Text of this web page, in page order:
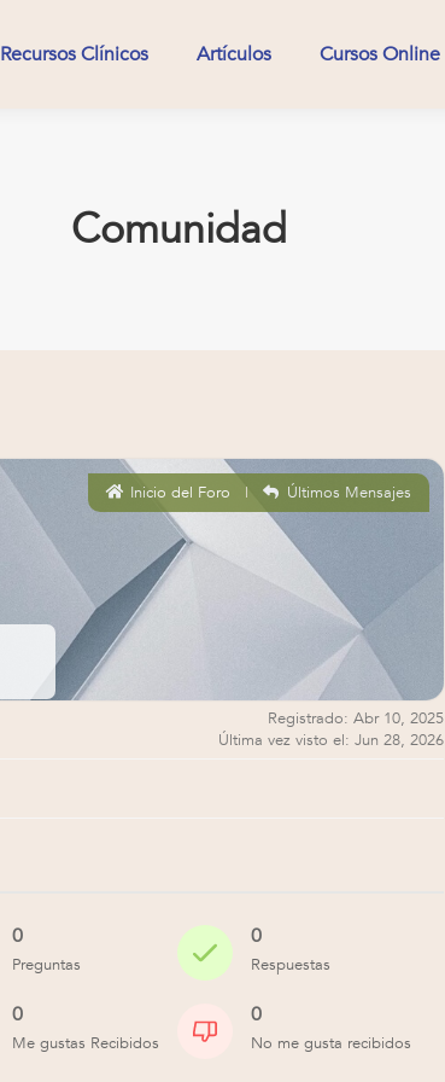
Recursos Clínicos Artículos Cursos Online
Comunidad
Inicio del Foro | Últimos Mensajes
Registrado: Abr 10, 2025
Última vez visto el: Jun 28, 2026
0
Preguntas
0
Respuestas
0
Me gustas Recibidos
0
No me gusta recibidos
Recursos Clínicos Artículos Cursos Online